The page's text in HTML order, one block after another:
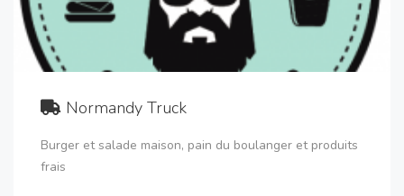
Normandy Truck
Burger et salade maison, pain du boulanger et produits
frais